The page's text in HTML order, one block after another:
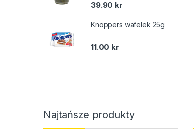
39.90 kr
Knoppers wafelek 25g
11.00 kr
Najtańsze produkty